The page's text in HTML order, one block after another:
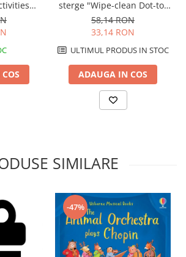
sterge "Wipe-clean Dot-to-
dot Dinosaurs",
reutilizabila, Usborne
58,14 RON
33,14 RON
ULTIMUL PRODUS IN STOC
ADAUGA IN COS
SIMILARE
-47%